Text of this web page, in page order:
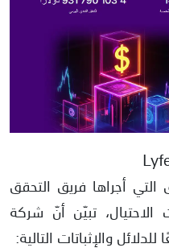
التي أجراها فريق التحقق
الاحتيال، تبيّن أنّ شركة